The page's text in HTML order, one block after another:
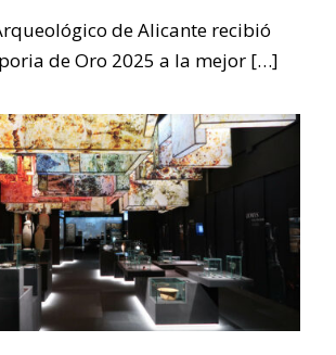
de Alicante recibió
de Oro 2025 a la mejor […]